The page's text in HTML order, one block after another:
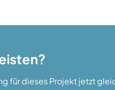
für dieses Projekt jetzt